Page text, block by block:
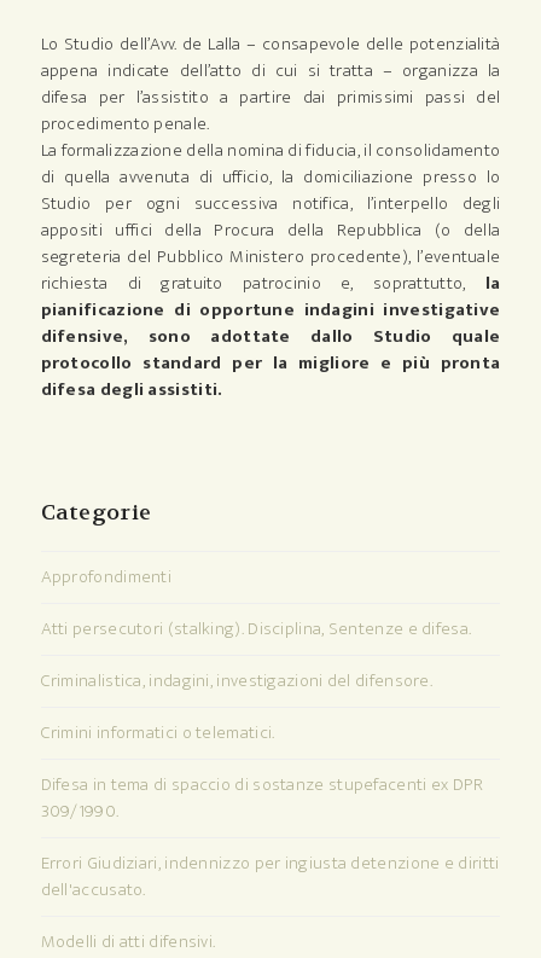
Lo Studio dell’Avv. de Lalla – consapevole delle potenzialità
appena indicate dell’atto di cui si tratta – organizza la
difesa per l’assistito a partire dai primissimi passi del
procedimento penale.
La formalizzazione della nomina di fiducia, il consolidamento
di quella avvenuta di ufficio, la domiciliazione presso lo
Studio per ogni successiva notifica, l’interpello degli
appositi uffici della Procura della Repubblica (o della
segreteria del Pubblico Ministero procedente), l’eventuale
richiesta di gratuito patrocinio e, soprattutto, la
pianificazione di opportune indagini investigative
difensive, sono adottate dallo Studio quale
protocollo standard per la migliore e più pronta
difesa degli assistiti.
Categorie
Approfondimenti
Atti persecutori (stalking). Disciplina, Sentenze e difesa.
Criminalistica, indagini, investigazioni del difensore.
Crimini informatici o telematici.
Difesa in tema di spaccio di sostanze stupefacenti ex DPR
309/1990.
Errori Giudiziari, indennizzo per ingiusta detenzione e diritti
dell'accusato.
Modelli di atti difensivi.